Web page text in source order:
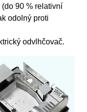
90 % relativní
odolný proti
odvlhčovač.